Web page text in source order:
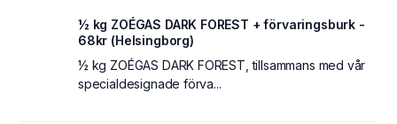
½ kg ZOÉGAS DARK FOREST + förvaringsburk -
68kr (Helsingborg)
½ kg ZOÉGAS DARK FOREST, tillsammans med vår
specialdesignade förva...